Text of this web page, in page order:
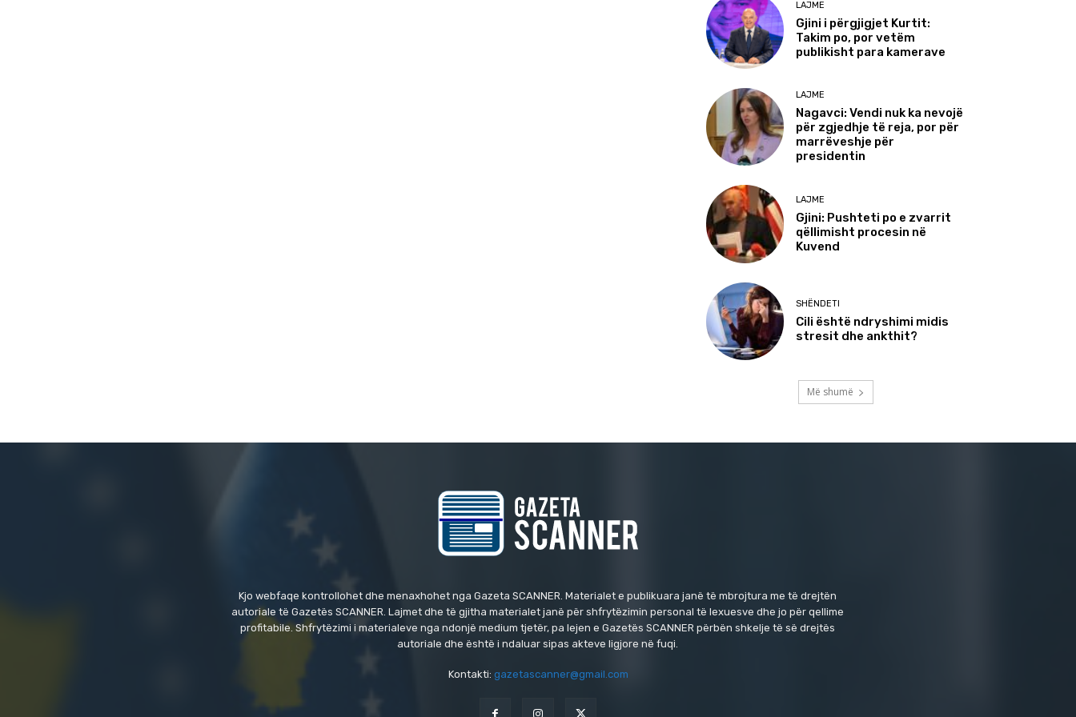
LAJME
Gjini i përgjigjet Kurtit:
Takim po, por vetëm
publikisht para kamerave
LAJME
Nagavci: Vendi nuk ka nevojë
për zgjedhje të reja, por për
marrëveshje për
presidentin
LAJME
Gjini: Pushteti po e zvarrit
qëllimisht procesin në
Kuvend
SHËNDETI
Cili është ndryshimi midis
stresit dhe ankthit?
Më shumë
Kjo webfaqe kontrollohet dhe menaxhohet nga Gazeta SCANNER. Materialet e publikuara janë të mbrojtura me të drejtën
autoriale të Gazetës SCANNER. Lajmet dhe të gjitha materialet janë për shfrytëzimin personal të lexuesve dhe jo për qellime
profitabile. Shfrytëzimi i materialeve nga ndonjë medium tjetër, pa lejen e Gazetës SCANNER përbën shkelje të së drejtës
autoriale dhe është i ndaluar sipas akteve ligjore në fuqi.
Kontakti: gazetascanner@gmail.com